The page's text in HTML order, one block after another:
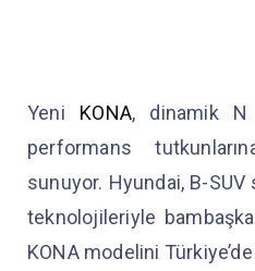
Yeni KONA, dinamik N
performans
sunuyor. Hyundai, B-SUV
teknolojileriyle
KONA modelini